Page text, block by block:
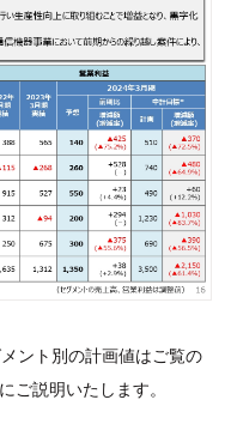
ント別の計画値はご覧の
ご説明いたします。